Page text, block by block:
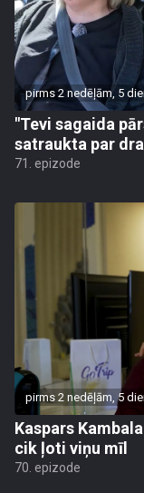
pirms 2 nedēļām, 5
"Tevi sagaida
satraukta par
71. epizode
pirms 2 nedēļām, 5
Kaspars
cik ļoti viņu mīl
70. epizode